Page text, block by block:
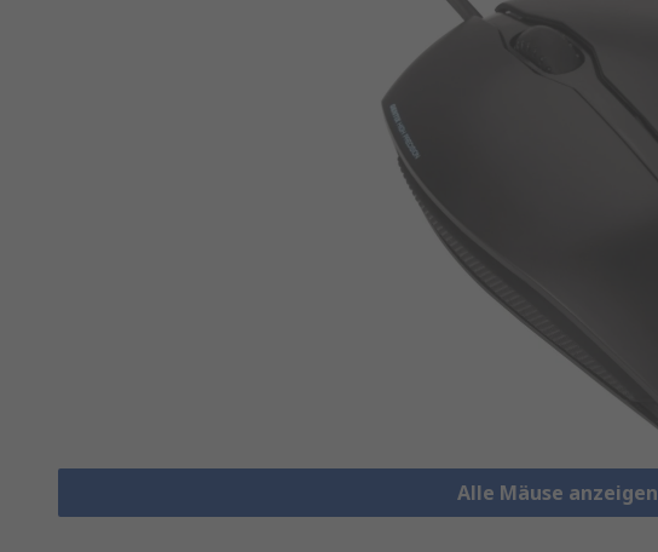
Alle Mäuse anzeigen